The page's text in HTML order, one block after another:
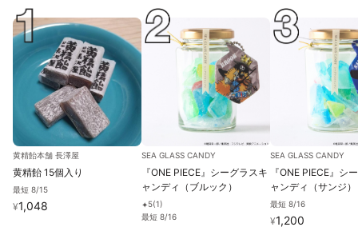
黄精飴本舗 長澤屋
黄精飴 15個入り
最短 8/15
¥1,048
SEA GLASS CANDY
『ONE PIECE』シーグラスキ
ャンディ（ブルック）
✦5(1)
最短 8/16
SEA GLASS CANDY
『ONE PIECE』シ
ャンディ（サンジ）
最短 8/16
¥1,200